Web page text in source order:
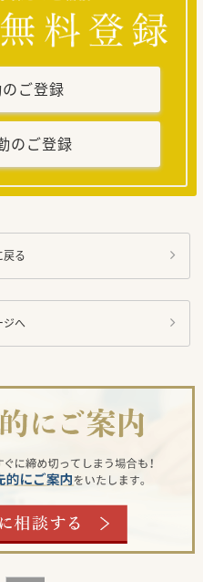
ご登録
のご登録
戻る
ジへ